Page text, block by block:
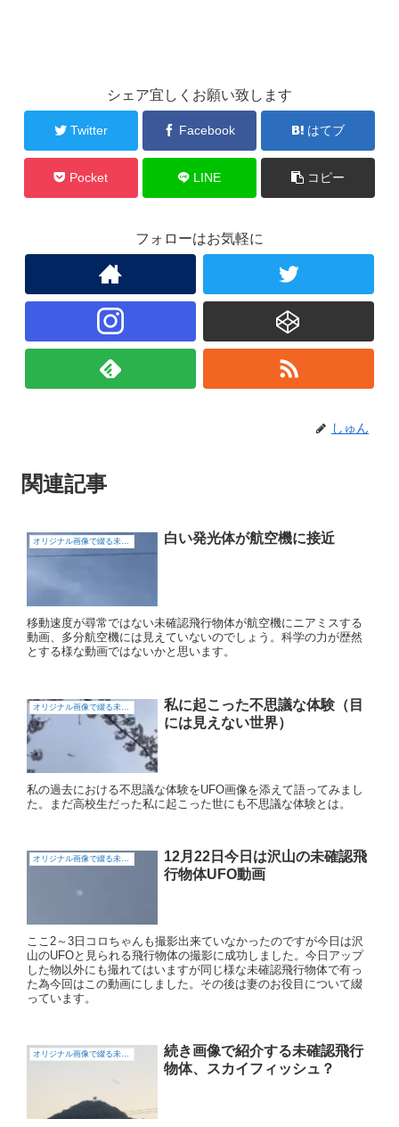
シェア宜しくお願い致します
Twitter Facebook はてブ
Pocket LINE コピー
フォローはお気軽に
しゅん
関連記事
オリジナル画像で綴る未確認飛行物体（UFO) 白い発光体が航空機に接近
移動速度が尋常ではない未確認飛行物体が航空機にニアミスする
動画、多分航空機には見えていないのでしょう。科学の力が歴然
とする様な動画ではないかと思います。
オリジナル画像で綴る未確認飛行物体（UFO)
私に起こった不思議な体験（目
には見えない世界）
私の過去における不思議な体験をUFO画像を添えて語ってみまし
た。まだ高校生だった私に起こった世にも不思議な体験とは。
オリジナル画像で綴る未確認飛行物体（UFO)
12月22日今日は沢山の未確認飛
行物体UFO動画
ここ2～3日コロちゃんも撮影出来ていなかったのですが今日は沢
山のUFOと見られる飛行物体の撮影に成功しました。今日アップ
した物以外にも撮れてはいますが同じ様な未確認飛行物体で有っ
た為今回はこの動画にしました。その後は妻のお役目について綴
っています。
オリジナル画像で綴る未確認飛行物体（UFO)
続き画像で紹介する未確認飛行
物体、スカイフィッシュ？